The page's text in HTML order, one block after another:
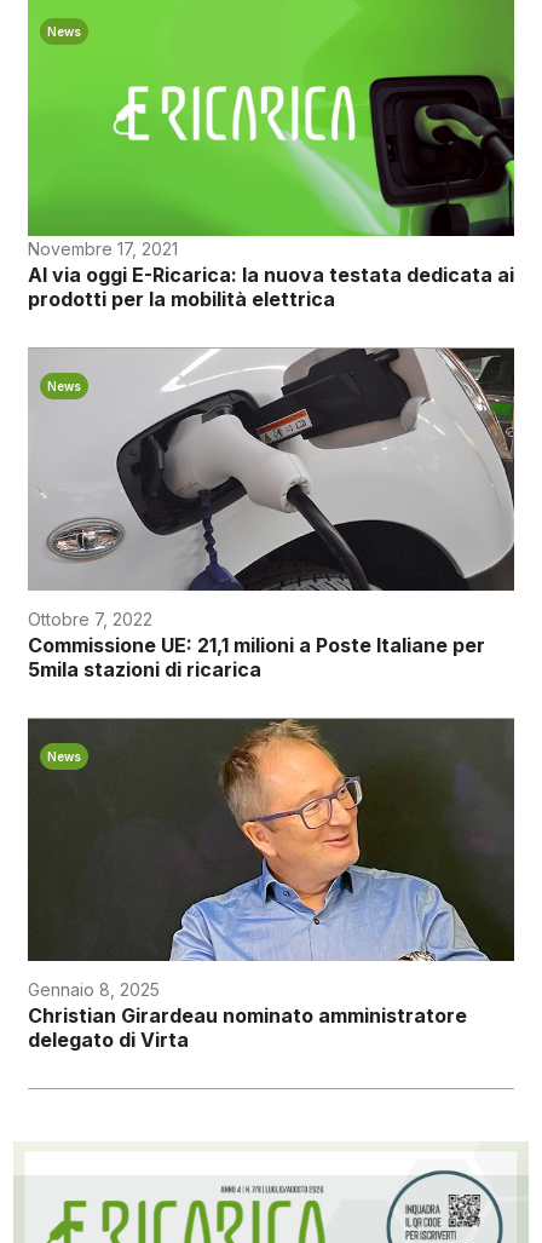
News
Novembre 17, 2021
Al via oggi E-Ricarica: la nuova testata dedicata ai
prodotti per la mobilità elettrica
News
Ottobre 7, 2022
Commissione UE: 21,1 milioni a Poste Italiane per
5mila stazioni di ricarica
News
Gennaio 8, 2025
Christian Girardeau nominato amministratore
delegato di Virta